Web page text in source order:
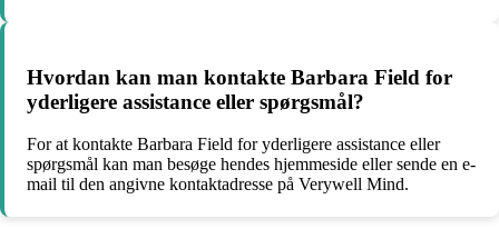
Hvordan kan man kontakte Barbara Field for
yderligere assistance eller spørgsmål?
For at kontakte Barbara Field for yderligere assistance eller
spørgsmål kan man besøge hendes hjemmeside eller sende en e-
mail til den angivne kontaktadresse på Verywell Mind.